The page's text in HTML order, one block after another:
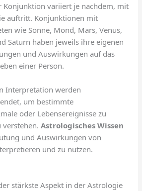
Konjunktion variiert je nachdem, mit
auftritt. Konjunktionen mit
wie Sonne, Mond, Mars, Venus,
Saturn haben jeweils ihre eigenen
und Auswirkungen auf das
einer Person.
Interpretation werden
um bestimmte
oder Lebensereignisse zu
verstehen.Astrologisches Wissen
und Auswirkungen von
und zu nutzen.
stärkste Aspekt in der Astrologie